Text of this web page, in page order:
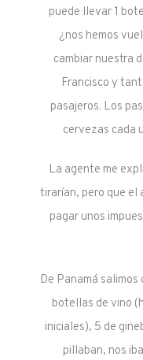
puede llevar 1
¿nos hemos
cambiar nuestra
Francisco y
pasajeros. Los
cervezas cada
La agente me
tirarían, pero que el
pagar unos
De Panamá
botellas de vino
iniciales), 5 de
pillaban, nos